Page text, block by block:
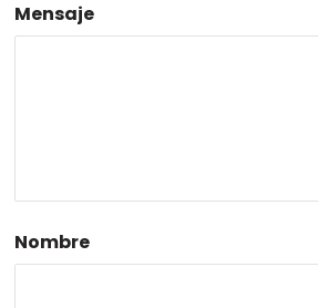
Mensaje
Nombre